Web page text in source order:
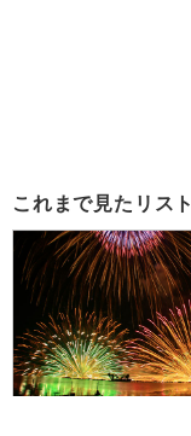
これまで見たリスト